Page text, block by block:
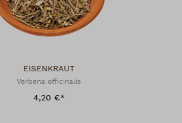
EISENKRAUT
Verbena officinalis
4,20 €*